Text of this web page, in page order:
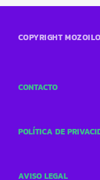
COPYRIGHT
CONTACTO
POLÍTICA DE
AVISO LEGAL